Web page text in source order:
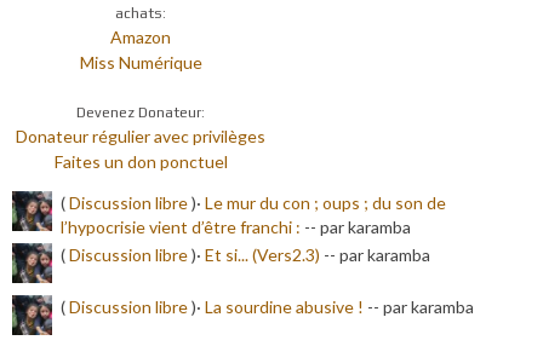
achats:
Amazon
Miss Numérique
Devenez Donateur:
Donateur régulier avec privilèges
Faites un don ponctuel
(Discussion libre)· Le mur du con ; oups ; du son de
l’hypocrisie vient d’être franchi : -- par karamba
(Discussion libre)· Et si... (Vers2.3) -- par karamba
(Discussion libre)· La sourdine abusive ! -- par karamba